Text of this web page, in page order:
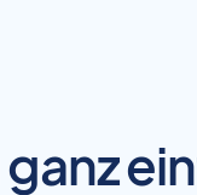
ganz